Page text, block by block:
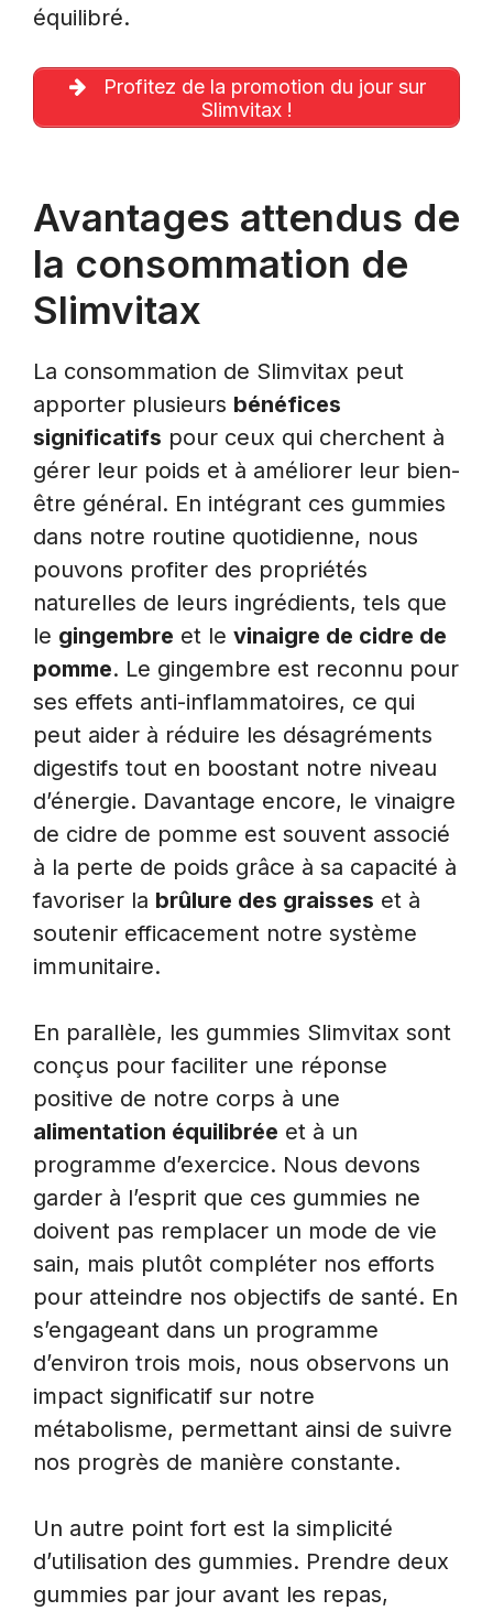
équilibré.
Profitez de la promotion du jour sur
Slimvitax !
Avantages attendus de
la consommation de
Slimvitax
La consommation de Slimvitax peut
apporter plusieurs bénéfices
significatifs pour ceux qui cherchent à
gérer leur poids et à améliorer leur bien-
être général. En intégrant ces gummies
dans notre routine quotidienne, nous
pouvons profiter des propriétés
naturelles de leurs ingrédients, tels que
le gingembre et le vinaigre de cidre de
pomme. Le gingembre est reconnu pour
ses effets anti-inflammatoires, ce qui
peut aider à réduire les désagréments
digestifs tout en boostant notre niveau
d’énergie. Davantage encore, le vinaigre
de cidre de pomme est souvent associé
à la perte de poids grâce à sa capacité à
favoriser la brûlure des graisses et à
soutenir efficacement notre système
immunitaire.
En parallèle, les gummies Slimvitax sont
conçus pour faciliter une réponse
positive de notre corps à une
alimentation équilibrée et à un
programme d’exercice. Nous devons
garder à l’esprit que ces gummies ne
doivent pas remplacer un mode de vie
sain, mais plutôt compléter nos efforts
pour atteindre nos objectifs de santé. En
s’engageant dans un programme
d’environ trois mois, nous observons un
impact significatif sur notre
métabolisme, permettant ainsi de suivre
nos progrès de manière constante.
Un autre point fort est la simplicité
d’utilisation des gummies. Prendre deux
gummies par jour avant les repas,